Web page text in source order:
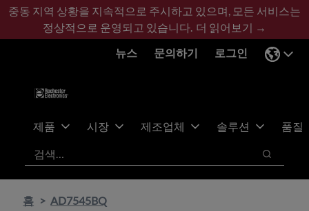
기
콘
바
글
중동 지역 상황을 지속적으로 주시하고 있으며, 모든 서비스는
정상적으로 운영되고 있습니다. 더 읽어보기 →
뉴스
문의하기 로그인
제품 시장 제조업체 솔루션
품질
검색
검색
홈 AD7545BQ